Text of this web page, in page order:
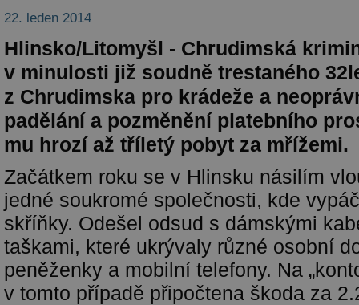
22. leden 2014
Hlinsko/Litomyšl - Chrudimská
v minulosti již soudně trestaného
z Chrudimska pro krádeže a
padělání a pozměnění platebního
mu hrozí až tříletý pobyt za mřížemi.
Začátkem roku se v Hlinsku násilím
jedné soukromé společnosti, kde
skříňky. Odešel odsud s dámskými
taškami, které ukrývaly různé osobní
peněženky a mobilní telefony. Na
v tomto případě připočtena škoda za